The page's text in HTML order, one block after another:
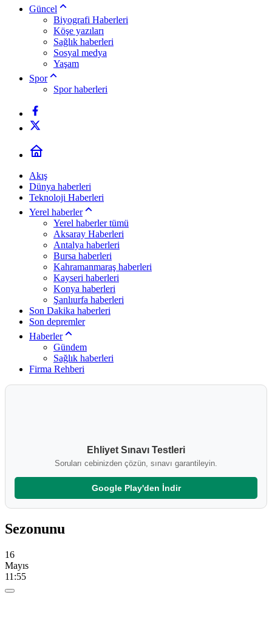
Güncel
Biyografi Haberleri
Köşe yazıları
Sağlık haberleri
Sosyal medya
Yaşam
Spor
Spor haberleri
Akış
Dünya haberleri
Teknoloji Haberleri
Yerel haberler
Yerel haberler tümü
Aksaray Haberleri
Antalya haberleri
Bursa haberleri
Kahramanmaraş haberleri
Kayseri haberleri
Konya haberleri
Şanlıurfa haberleri
Son Dakika haberleri
Son depremler
Haberler
Gündem
Sağlık haberleri
Firma Rehberi
Ehliyet Sınavı Testleri
Soruları cebinizden çözün, sınavı garantileyin.
Google Play'den İndir
Sezonunu
16
Mayıs
11:55